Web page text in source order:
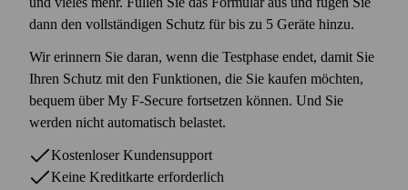
dann den vollständigen Schutz für bis zu 5 Geräte hinzu.
Wir erinnern Sie daran, wenn die Testphase endet, damit Sie
Ihren Schutz mit den Funktionen, die Sie kaufen möchten,
bequem über My F‑Secure fortsetzen können. Und Sie
werden nicht automatisch belastet.
Kostenloser Kunden­support
Keine Kredit­karte erforderlich